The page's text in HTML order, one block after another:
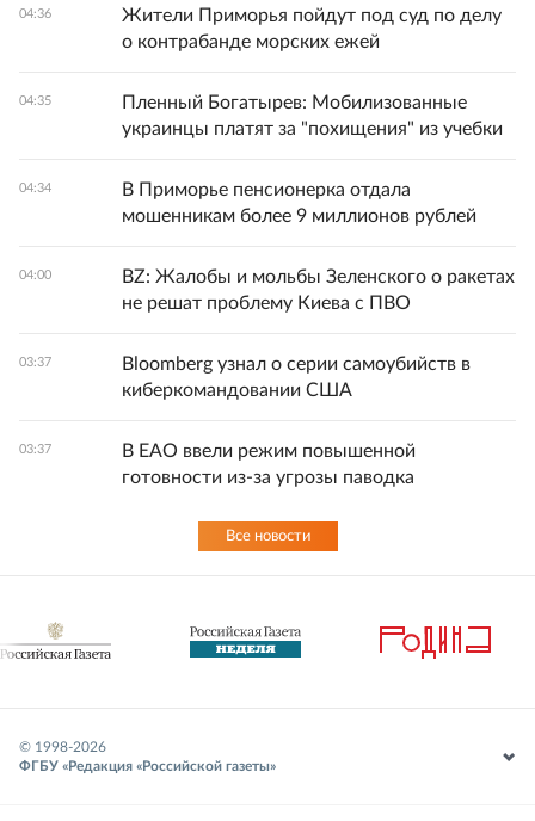
04:36
Жители Приморья пойдут под суд по делу
о контрабанде морских ежей
04:35
Пленный Богатырев: Мобилизованные
украинцы платят за "похищения" из учебки
04:34
В Приморье пенсионерка отдала
мошенникам более 9 миллионов рублей
04:00
BZ: Жалобы и мольбы Зеленского о ракетах
не решат проблему Киева с ПВО
03:37
Bloomberg узнал о серии самоубийств в
киберкомандовании США
03:37
В ЕАО ввели режим повышенной
готовности из-за угрозы паводка
Все новости
© 1998-2026
ФГБУ «Редакция «Российской газеты»